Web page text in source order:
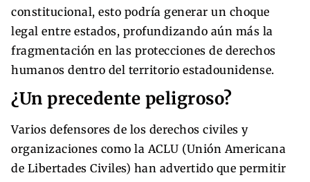
constitucional, esto podría generar un choque
legal entre estados, profundizando aún más la
fragmentación en las protecciones de derechos
humanos dentro del territorio estadounidense.
¿Un precedente peligroso?
Varios defensores de los derechos civiles y
organizaciones como la ACLU (Unión Americana
de Libertades Civiles) han advertido que permitir